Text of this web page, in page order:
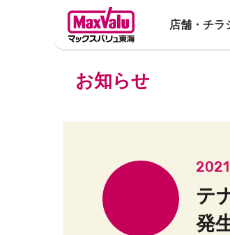
店舗・チラ
お知らせ
テ
発